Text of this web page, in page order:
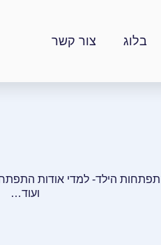
בלוג צור קשר
שיעור מספר 14. התפתחות הילד- למדי
ועוד…